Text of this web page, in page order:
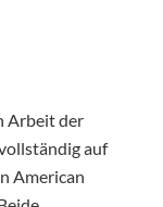
Arbeit der
auf
American